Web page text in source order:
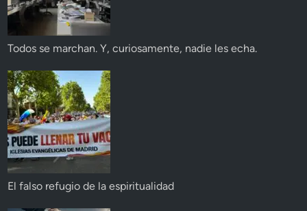
Todos se marchan. Y, curiosamente, nadie les echa.
El falso refugio de la espiritualidad